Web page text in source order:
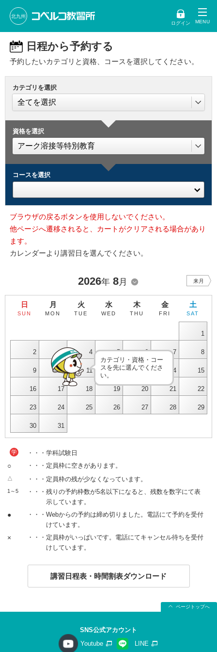
北九州
ログイン
日程から予約する
予約したいカテゴリと資格、コースを選択してください。
カテゴリを選択
資格を選択
コースを選択
ブラウザの戻るボタンを使用しないでください。
他ページへ遷移されると、カートがクリアされる場合があり
ます。
カレンダーより講習日を選んでください。
2026年 8月 来月
日
SUN
月
MON
火
TUE
水
WED
木
THU
金
FRI
土
SAT
1
2 3 4 5 6 7 8
9 10 11 12 13 14 15
16 17 18 19 20 21 22
23 24 25 26 27 28 29
30 31
カテゴリ・資格・コー
スを先に選んでくださ
い。
学 ・・・学科試験日
○ ・・・定員枠に空きがあります。
△ ・・・定員枠の残が少なくなっています。
1～5
・・・残りの予約枠数が5名以下になると、残数を数字にて表
示しています。
●
・・・Webからの予約は締め切りました。電話にて予約を受付
けています。
×
・・・定員枠がいっぱいです。電話にてキャンセル待ちを受付
けしています。
講習日程表・時間割表ダウンロード
ページトップへ
SNS公式アカウント
Youtube
LINE